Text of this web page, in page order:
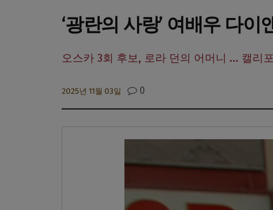
‘광란의 사랑’ 여배우 다
오스카 3회 후보, 로라 던의 어머니 ... 캘리
2025년 11월 03일 0